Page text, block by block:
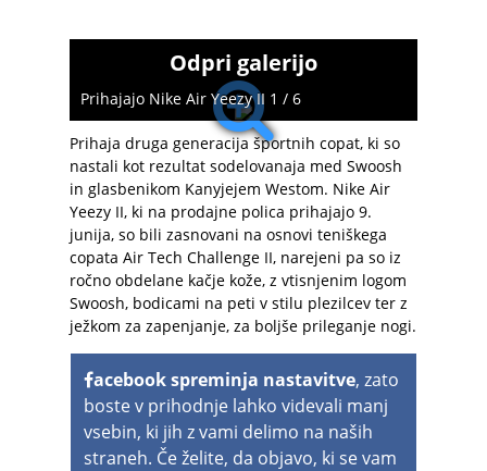
Odpri galerijo
Prihajajo Nike Air Yeezy II 1 / 6
Prihaja druga generacija športnih copat, ki so
nastali kot rezultat sodelovanaja med Swoosh
in glasbenikom Kanyjejem Westom. Nike Air
Yeezy II, ki na prodajne polica prihajajo 9.
junija, so bili zasnovani na osnovi teniškega
copata Air Tech Challenge II, narejeni pa so iz
ročno obdelane kačje kože, z vtisnjenim logom
Swoosh, bodicami na peti v stilu plezilcev ter z
ježkom za zapenjanje, za boljše prileganje nogi.
acebook spreminja nastavitve, zato
boste v prihodnje lahko videvali manj
vsebin, ki jih z vami delimo na naših
straneh. Če želite, da objavo, ki se vam